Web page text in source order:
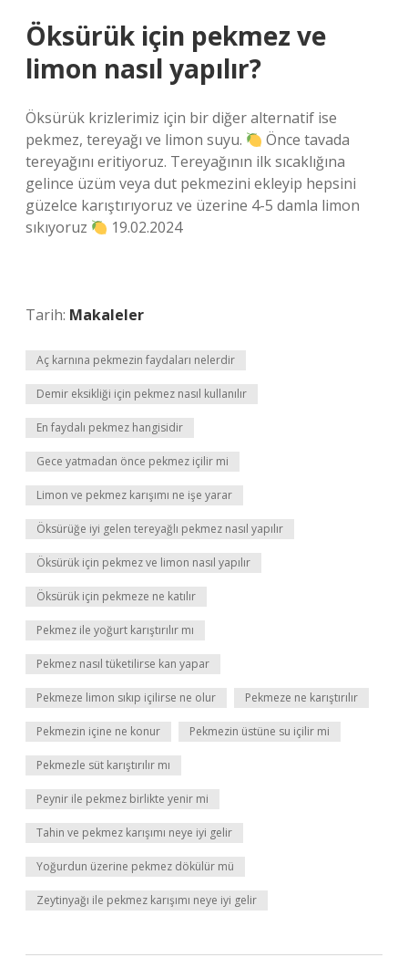
Öksürük için pekmez ve
limon nasıl yapılır?
Öksürük krizlerimiz için bir diğer alternatif ise
pekmez, tereyağı ve limon suyu.
Önce tavada
tereyağını eritiyoruz. Tereyağının ilk sıcaklığına
gelince üzüm veya dut pekmezini ekleyip hepsini
güzelce karıştırıyoruz ve üzerine 4-5 damla limon
sıkıyoruz
19.02.2024
Tarih: Makaleler
Aç karnına pekmezin faydaları nelerdir
Demir eksikliği için pekmez nasıl kullanılır
En faydalı pekmez hangisidir
Gece yatmadan önce pekmez içilir mi
Limon ve pekmez karışımı ne işe yarar
Öksürüğe iyi gelen tereyağlı pekmez nasıl yapılır
Öksürük için pekmez ve limon nasıl yapılır
Öksürük için pekmeze ne katılır
Pekmez ile yoğurt karıştırılır mı
Pekmez nasıl tüketilirse kan yapar
Pekmeze limon sıkıp içilirse ne olur Pekmeze ne karıştırılır
Pekmezin içine ne konur Pekmezin üstüne su içilir mi
Pekmezle süt karıştırılır mı
Peynir ile pekmez birlikte yenir mi
Tahin ve pekmez karışımı neye iyi gelir
Yoğurdun üzerine pekmez dökülür mü
Zeytinyağı ile pekmez karışımı neye iyi gelir